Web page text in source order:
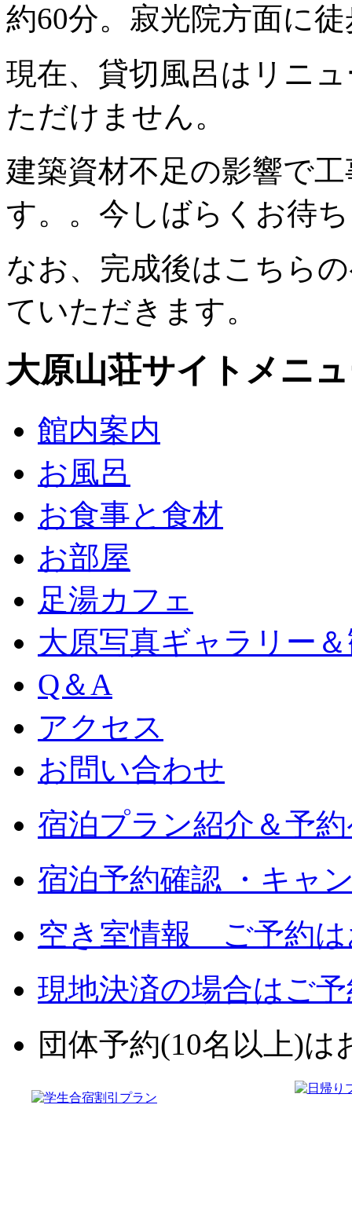
約60分。寂光院方面に
現在、貸切風呂はリニ
ただけません。
建築資材不足の影響で
す。。今しばらくお待
なお、完成後はこちら
ていただきます。
大原山荘サイトメニ
館内案内
お風呂
お食事と食材
お部屋
足湯カフェ
大原写真ギャラリー
Q＆A
アクセス
お問い合わせ
宿泊プラン紹介＆予
宿泊予約確認 ・キャ
空き室情報 ご予約は
現地決済の場合はご
団体予約(10名以上)は